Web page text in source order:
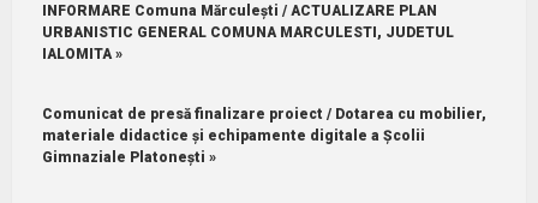
INFORMARE Comuna Mărculești / ACTUALIZARE PLAN
URBANISTIC GENERAL COMUNA MARCULESTI, JUDETUL
IALOMITA »
Comunicat de presă finalizare proiect / Dotarea cu mobilier,
materiale didactice și echipamente digitale a Școlii
Gimnaziale Platonești »